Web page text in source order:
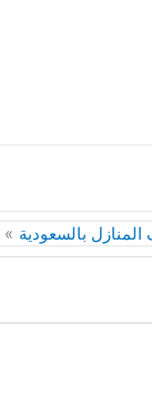
بالسعودية